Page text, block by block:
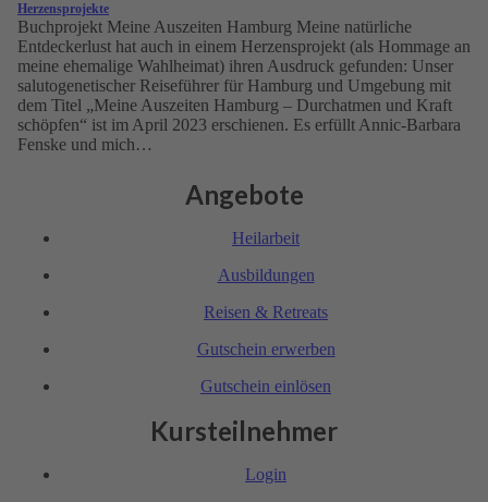
Herzensprojekte
Buchprojekt Meine Auszeiten Hamburg Meine natürliche
Entdeckerlust hat auch in einem Herzensprojekt (als Hommage an
meine ehemalige Wahlheimat) ihren Ausdruck gefunden: Unser
salutogenetischer Reiseführer für Hamburg und Umgebung mit
dem Titel „Meine Auszeiten Hamburg – Durchatmen und Kraft
schöpfen“ ist im April 2023 erschienen. Es erfüllt Annic-Barbara
Fenske und mich…
Angebote
Heil­arbeit
Ausbil­dungen
Reisen & Retreats
Gutschein erwerben
Gutschein einlösen
Kursteilnehmer
Login